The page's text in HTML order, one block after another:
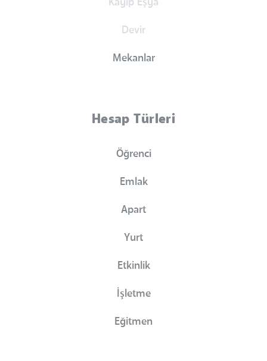
Kayıp Eşya
Devir
Mekanlar
Hesap Türleri
Öğrenci
Emlak
Apart
Yurt
Etkinlik
İşletme
Eğitmen